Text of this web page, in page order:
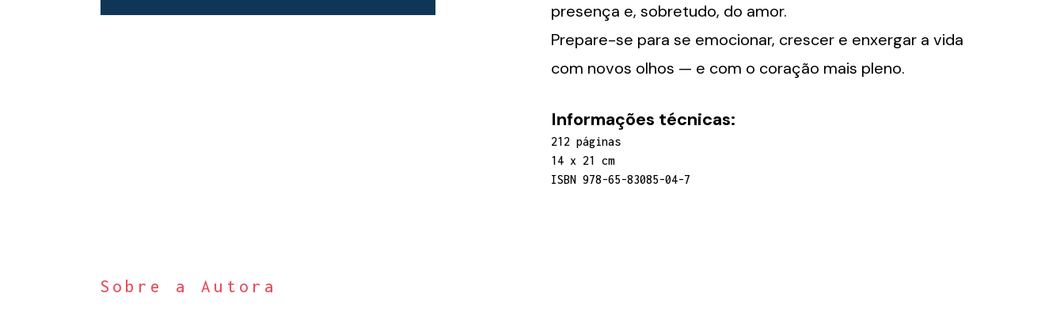
presença e, sobretudo, do amor.
Prepare-se para se emocionar, crescer e enxergar a vida
com novos olhos — e com o coração mais pleno.
Informações técnicas:
212 páginas
14 x 21 cm
ISBN 978-65-83085-04-7
Sobre a Autora